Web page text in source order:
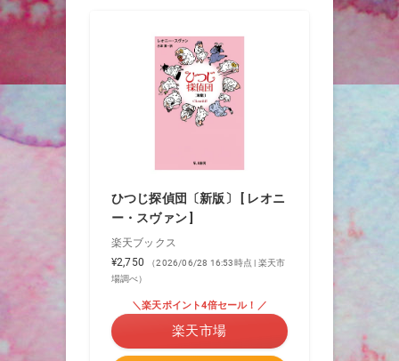
ひつじ探偵団〔新版〕 [ レオニ
ー・スヴァン ]
楽天ブックス
¥2,750
（2026/06/28 16:53時点 | 楽天市
場調べ）
＼楽天ポイント4倍セール！／
楽天市場